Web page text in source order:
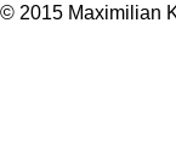
© 2015 Maximilian